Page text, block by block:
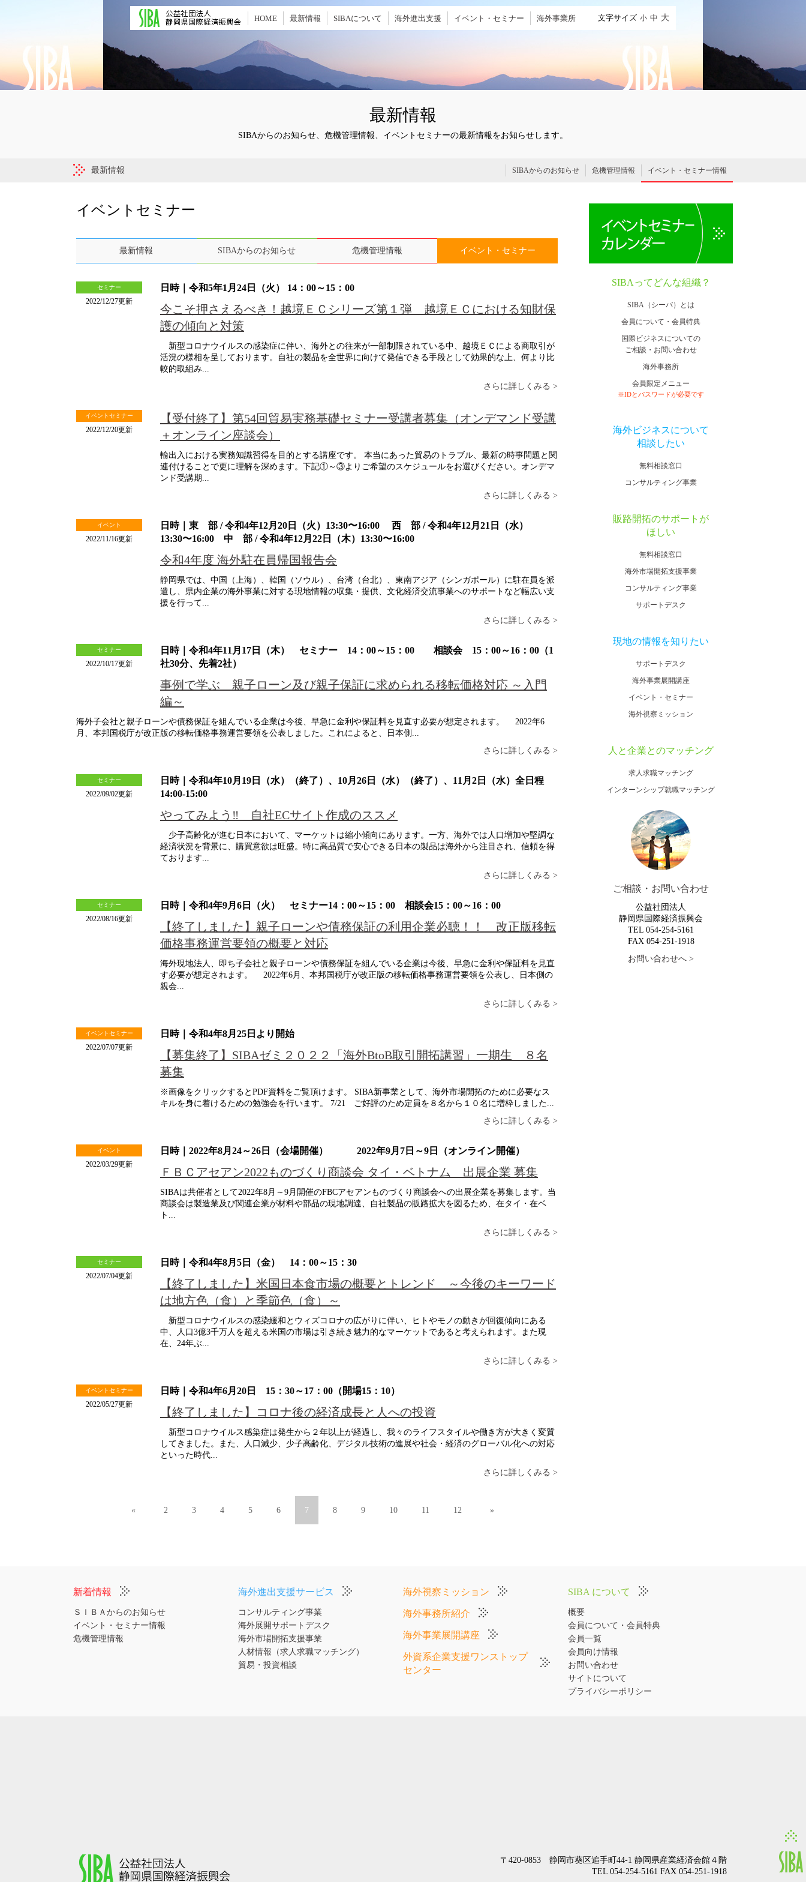
HOME 最新情報 SIBAについて 海外進出支援 イベント・セミナー 海外事業所 文字サイズ 小 中 大
最新情報
SIBAからのお知らせ、危機管理情報、イベントセミナーの最新情報をお知らせします。
最新情報 SIBAからのお知らせ 危機管理情報 イベント・セミナー情報
イベントセミナー
最新情報 SIBAからのお知らせ 危機管理情報 イベント・セミナー
セミナー
2022/12/27更新
日時｜令和5年1月24日（火） 14：00～15：00
今こそ押さえるべき！越境ＥＣシリーズ第１弾 越境ＥＣにおける知財保
護の傾向と対策
新型コロナウイルスの感染症に伴い、海外との往来が一部制限されている中、越境ＥＣによる商取引が
活況の様相を呈しております。自社の製品を全世界に向けて発信できる手段として効果的な上、何より比
較的取組み...
さらに詳しくみる >
イベントセミナー
2022/12/20更新
【受付終了】第54回貿易実務基礎セミナー受講者募集（オンデマンド受講
＋オンライン座談会）
輸出入における実務知識習得を目的とする講座です。 本当にあった貿易のトラブル、最新の時事問題と関
連付けることで更に理解を深めます。下記①～③よりご希望のスケジュールをお選びください。オンデマ
ンド受講期...
さらに詳しくみる >
イベント
2022/11/16更新
日時｜東 部 / 令和4年12月20日（火）13:30〜16:00 西 部 / 令和4年12月21日（水）
13:30〜16:00 中 部 / 令和4年12月22日（木）13:30〜16:00
令和4年度 海外駐在員帰国報告会
静岡県では、中国（上海）、韓国（ソウル）、台湾（台北）、東南アジア（シンガポール）に駐在員を派
遣し、県内企業の海外事業に対する現地情報の収集・提供、文化経済交流事業へのサポートなど幅広い支
援を行って...
さらに詳しくみる >
セミナー
2022/10/17更新
日時｜令和4年11月17日（木） セミナー 14：00～15：00 相談会 15：00～16：00（1
社30分、先着2社）
事例で学ぶ 親子ローン及び親子保証に求められる移転価格対応 ～入門
編～
海外子会社と親子ローンや債務保証を組んでいる企業は今後、早急に金利や保証料を見直す必要が想定されます。 2022年6
月、本邦国税庁が改正版の移転価格事務運営要領を公表しました。これによると、日本側...
さらに詳しくみる >
セミナー
2022/09/02更新
日時｜令和4年10月19日（水）（終了）、10月26日（水）（終了）、11月2日（水）全日程
14:00-15:00
やってみよう‼ 自社ECサイト作成のススメ
少子高齢化が進む日本において、マーケットは縮小傾向にあります。一方、海外では人口増加や堅調な
経済状況を背景に、購買意欲は旺盛。特に高品質で安心できる日本の製品は海外から注目され、信頼を得
ております...
さらに詳しくみる >
セミナー
2022/08/16更新
日時｜令和4年9月6日（火） セミナー14：00～15：00 相談会15：00～16：00
【終了しました】親子ローンや債務保証の利用企業必聴！！ 改正版移転
価格事務運営要領の概要と対応
海外現地法人、即ち子会社と親子ローンや債務保証を組んでいる企業は今後、早急に金利や保証料を見直
す必要が想定されます。 2022年6月、本邦国税庁が改正版の移転価格事務運営要領を公表し、日本側の
親会...
さらに詳しくみる >
イベントセミナー
2022/07/07更新
日時｜令和4年8月25日より開始
【募集終了】SIBAゼミ２０２２「海外BtoB取引開拓講習」一期生 ８名
募集
※画像をクリックするとPDF資料をご覧頂けます。 SIBA新事業として、海外市場開拓のために必要なス
キルを身に着けるための勉強会を行います。 7/21 ご好評のため定員を８名から１０名に増枠しました...
さらに詳しくみる >
イベント
2022/03/29更新
日時｜2022年8月24～26日（会場開催） 2022年9月7日～9日（オンライン開催）
ＦＢＣアセアン2022ものづくり商談会 タイ・ベトナム 出展企業 募集
SIBAは共催者として2022年8月～9月開催のFBCアセアンものづくり商談会への出展企業を募集します。当
商談会は製造業及び関連企業が材料や部品の現地調達、自社製品の販路拡大を図るため、在タイ・在ベ
ト...
さらに詳しくみる >
セミナー
2022/07/04更新
日時｜令和4年8月5日（金） 14：00～15：30
【終了しました】米国日本食市場の概要とトレンド ～今後のキーワード
は地方色（食）と季節色（食）～
新型コロナウイルスの感染緩和とウィズコロナの広がりに伴い、ヒトやモノの動きが回復傾向にある
中、人口3億3千万人を超える米国の市場は引き続き魅力的なマーケットであると考えられます。また現
在、24年ぶ...
さらに詳しくみる >
イベントセミナー
2022/05/27更新
日時｜令和4年6月20日 15：30～17：00（開場15：10）
【終了しました】コロナ後の経済成長と人への投資
新型コロナウイルス感染症は発生から２年以上が経過し、我々のライフスタイルや働き方が大きく変質
してきました。また、人口減少、少子高齢化、デジタル技術の進展や社会・経済のグローバル化への対応
といった時代...
さらに詳しくみる >
« 2 3 4 5 6 7 8 9 10 11 12 »
SIBAってどんな組織？
SIBA（シーバ）とは
会員について・会員特典
国際ビジネスについての
ご相談・お問い合わせ
海外事務所
会員限定メニュー
※IDとパスワードが必要です
海外ビジネスについて
相談したい
無料相談窓口
コンサルティング事業
販路開拓のサポートが
ほしい
無料相談窓口
海外市場開拓支援事業
コンサルティング事業
サポートデスク
現地の情報を知りたい
サポートデスク
海外事業展開講座
イベント・セミナー
海外視察ミッション
人と企業とのマッチング
求人求職マッチング
インターンシップ就職マッチング
ご相談・お問い合わせ
公益社団法人
静岡県国際経済振興会
TEL 054-254-5161
FAX 054-251-1918
お問い合わせへ >
新着情報
ＳＩＢＡからのお知らせ
イベント・セミナー情報
危機管理情報
海外進出支援サービス
コンサルティング事業
海外展開サポートデスク
海外市場開拓支援事業
人材情報（求人求職マッチング）
貿易・投資相談
海外視察ミッション
海外事務所紹介
海外事業展開講座
外資系企業支援ワンストップ
センター
SIBA について
概要
会員について・会員特典
会員一覧
会員向け情報
お問い合わせ
サイトについて
プライバシーポリシー
〒420-0853 静岡市葵区追手町44-1 静岡県産業経済会館４階
TEL 054-254-5161 FAX 054-251-1918